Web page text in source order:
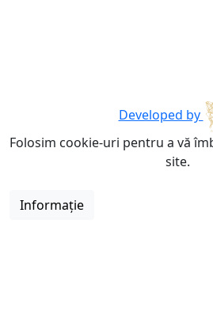
Developed by
Folosim cookie-uri pentru a vă
site.
Informație